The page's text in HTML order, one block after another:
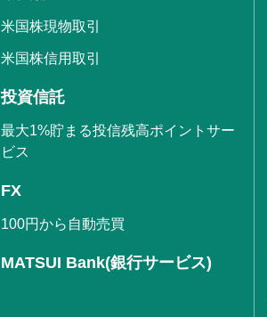
米国株現物取引
米国株信用取引
投資信託
最大1%貯まる投信残高ポイントサー
ビス
FX
100円から自動売買
MATSUI Bank(銀行サービス)